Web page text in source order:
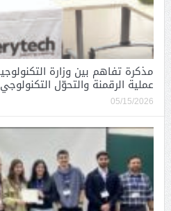
عملية الرقمنة والتحوّل التكنولوجي
05/15/2026